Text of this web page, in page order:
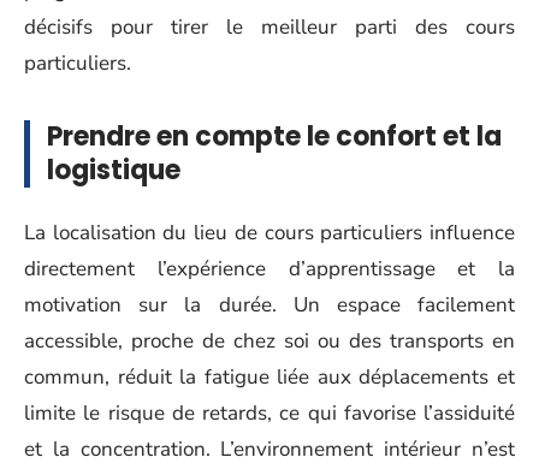
décisifs pour tirer le meilleur parti des cours
particuliers.
Prendre en compte le confort et la
logistique
La localisation du lieu de cours particuliers influence
directement l’expérience d’apprentissage et la
motivation sur la durée. Un espace facilement
accessible, proche de chez soi ou des transports en
commun, réduit la fatigue liée aux déplacements et
limite le risque de retards, ce qui favorise l’assiduité
et la concentration. L’environnement intérieur n’est